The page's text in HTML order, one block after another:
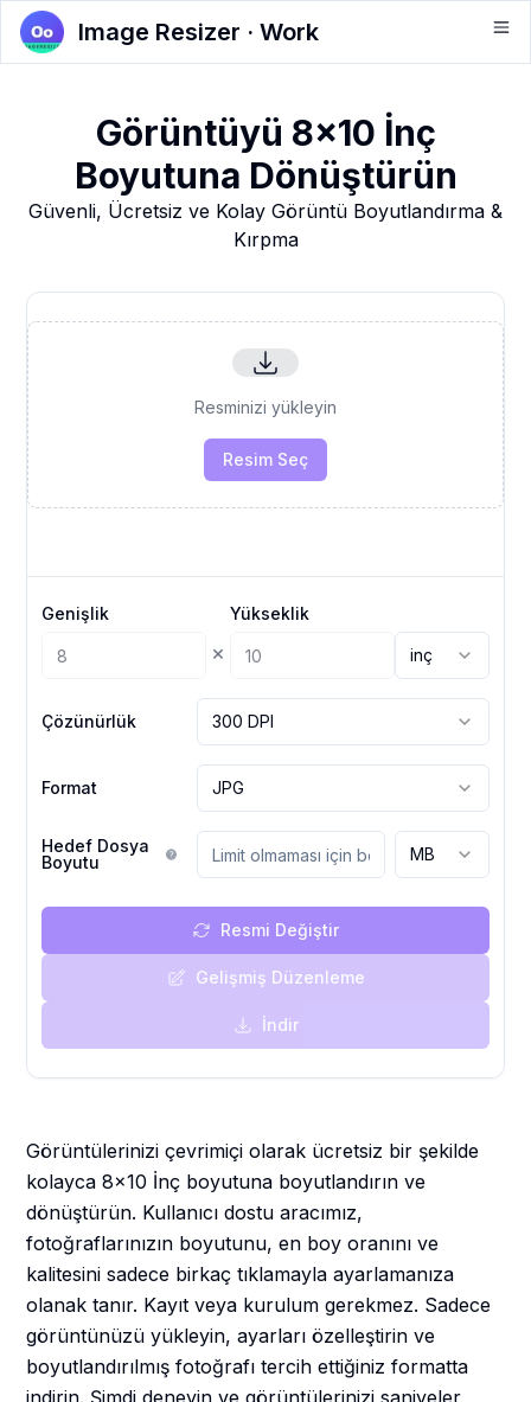
Image Resizer · Work
Görüntüyü 8x10 İnç
Boyutuna Dönüştürün
Güvenli, Ücretsiz ve Kolay Görüntü Boyutlandırma &
Kırpma
Resminizi yükleyin
Resim Seç
Genişlik
×
Yükseklik
inç
Çözünürlük 300 DPI
Format JPG
Hedef Dosya
Boyutu
MB
Resmi Değiştir
Gelişmiş Düzenleme
İndir
Görüntülerinizi çevrimiçi olarak ücretsiz bir şekilde
kolayca 8x10 İnç boyutuna boyutlandırın ve
dönüştürün. Kullanıcı dostu aracımız,
fotoğraflarınızın boyutunu, en boy oranını ve
kalitesini sadece birkaç tıklamayla ayarlamanıza
olanak tanır. Kayıt veya kurulum gerekmez. Sadece
görüntünüzü yükleyin, ayarları özelleştirin ve
boyutlandırılmış fotoğrafı tercih ettiğiniz formatta
indirin. Şimdi deneyin ve görüntülerinizi saniyeler